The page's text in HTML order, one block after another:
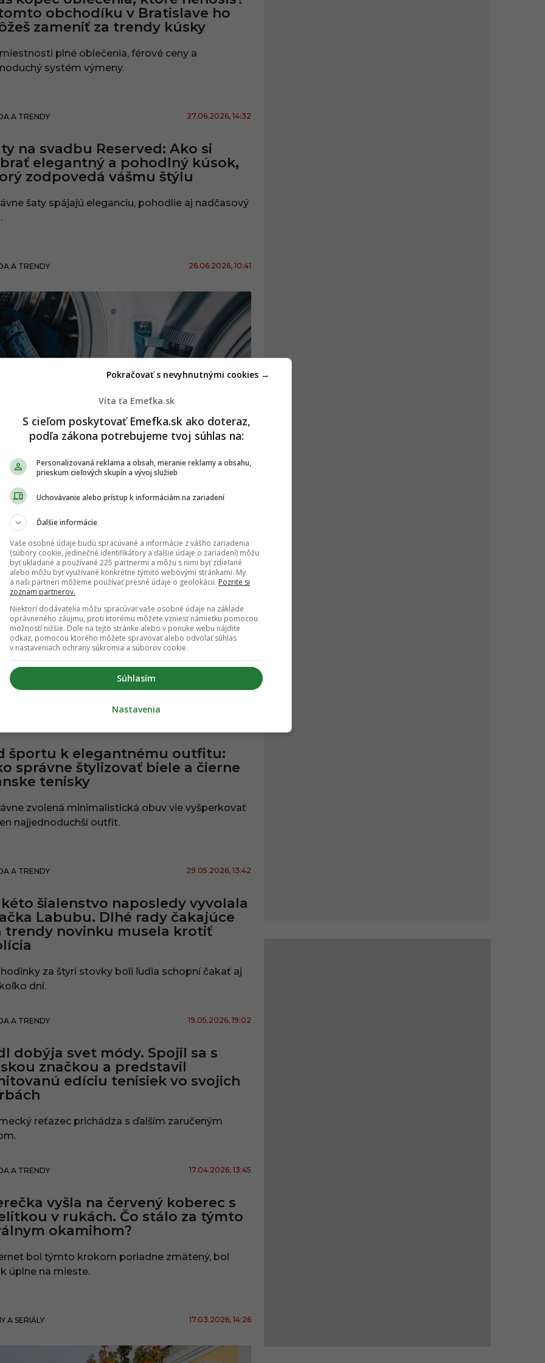
obchodíku v Bratislave ho
zameniť za trendy kúsky
plné oblečenia, férové ceny a
systém výmeny.
A TRENDY 27.06.2026, 14:32
na svadbu Reserved: Ako si
elegantný a pohodlný kúsok,
zodpovedá vášmu štýlu
šaty spájajú eleganciu, pohodlie aj nadčasový
A TRENDY 26.06.2026, 10:41
úplne zle. Odborníci prezradili,
30.05.2026, 16:13
Shoes – kultová mestská móda i
štýl pre každého
brand prináša dokonalé spojenie rebélie a
športu k elegantnému outfitu:
správne štylizovať biele a čierne
tenisky
zvolená minimalistická obuv vie vyšperkovať
najjednoduchší outfit.
A TRENDY 29.05.2026, 13:42
šialenstvo naposledy vyvolala
Labubu. Dlhé rady čakajúce
trendy novinku musela krotiť
hodinky za štyri stovky boli ľudia schopní čakať aj
dní.
A TRENDY 19.05.2026, 19:02
dobýja svet módy. Spojil sa s
značkou a predstavil
edíciu tenisiek vo svojich
reťazec prichádza s ďalším zaručeným
A TRENDY 17.04.2026, 13:45
vyšla na červený koberec s
v rukách. Čo stálo za týmto
okamihom?
bol týmto krokom poriadne zmätený, bol
úplne na mieste.
A SERIÁLY 17.03.2026, 14:26
Víta ťa Emefka.sk
S cieľom poskytovať Emefka.sk ako doteraz,
podľa zákona potrebujeme tvoj súhlas na:
Personalizovaná reklama a obsah, meranie reklamy a obsahu,
prieskum cieľových skupín a vývoj služieb
Uchovávanie alebo prístup k informáciám na zariadení
Ďalšie informácie
Vaše osobné údaje budú spracúvané a informácie z vášho zariadenia
(súbory cookie, jedinečné identifikátory a ďalšie údaje o zariadení) môžu
byť ukladané a používané 225 partnermi a môžu s nimi byť zdieľané
alebo môžu byť využívané konkrétne týmito webovými stránkami. My
a naši partneri môžeme používať presné údaje o geolokácii. Pozrite si
zoznam partnerov.
Niektorí dodávatelia môžu spracúvať vaše osobné údaje na základe
oprávneného záujmu, proti ktorému môžete vzniesť námietku pomocou
možností nižšie. Dole na tejto stránke alebo v ponuke webu nájdite
odkaz, pomocou ktorého môžete spravovať alebo odvolať súhlas
v nastaveniach ochrany súkromia a súborov cookie.
Súhlasím
Pokračovať s nevyhnutnými cookies →
Nastavenia